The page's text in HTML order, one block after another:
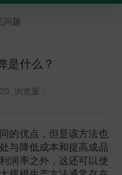
问题
是什么？
浏览量：
的优点，但是该方法也
与降低成本和提高成品
润率之外，这还可以使